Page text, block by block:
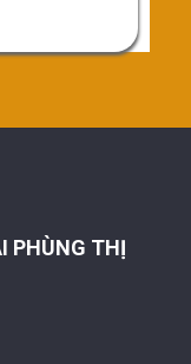
PHÙNG THỊ